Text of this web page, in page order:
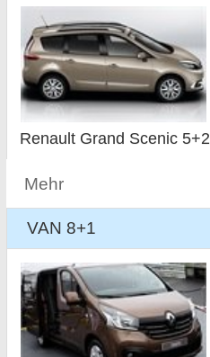
Renault Grand Scenic 5+2
Mehr
VAN 8+1